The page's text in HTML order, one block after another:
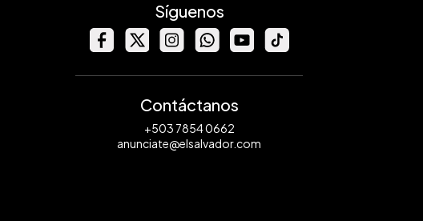
Síguenos
Contáctanos
+503 7854 0662
anunciate@elsalvador.com